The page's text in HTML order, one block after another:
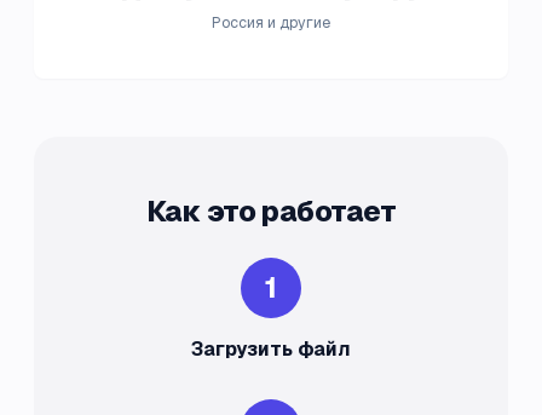
Россия и другие
Как это работает
1
Загрузить файл